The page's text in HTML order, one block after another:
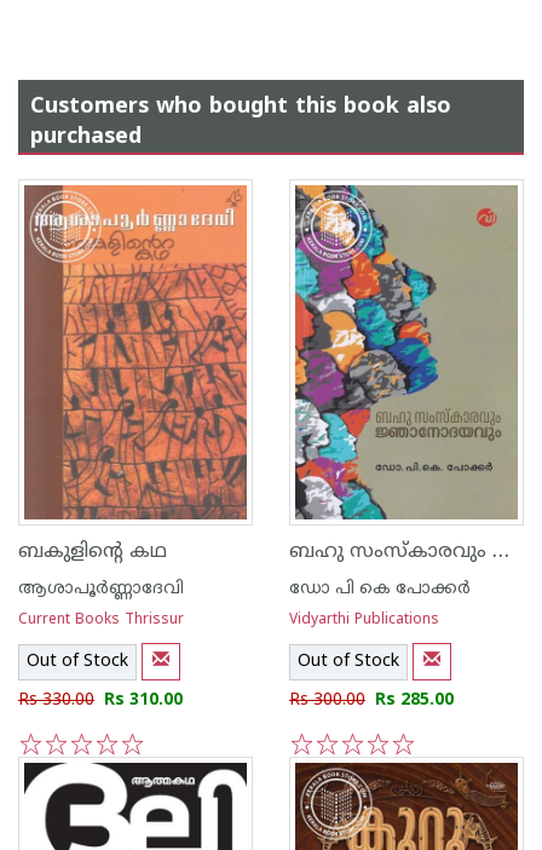
Customers who bought this book also
purchased
ബകുളിന്റെ കഥ
ആശാപൂര്‍ണ്ണാദേവി
Current Books Thrissur
Out of Stock
Rs 330.00 Rs 310.00
5
4
2
1
ബഹു സംസ്കാരവും ജ്ഞാനോദയവും
ഡോ പി കെ പോക്കര്‍
Vidyarthi Publications
Out of Stock
Rs 300.00 Rs 285.00
5
4
3
2
1